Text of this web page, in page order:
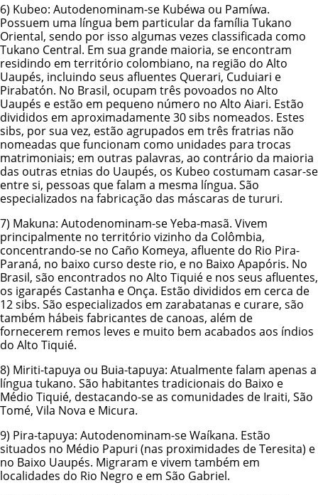
6) Kubeo: Autodenominam-se Kubéwa ou Pamíwa.
Possuem uma língua bem particular da família Tukano
Oriental, sendo por isso algumas vezes classificada como
Tukano Central. Em sua grande maioria, se encontram
residindo em território colombiano, na região do Alto
Uaupés, incluindo seus afluentes Querari, Cuduiari e
Pirabatón. No Brasil, ocupam três povoados no Alto
Uaupés e estão em pequeno número no Alto Aiari. Estão
divididos em aproximadamente 30 sibs nomeados. Estes
sibs, por sua vez, estão agrupados em três fratrias não
nomeadas que funcionam como unidades para trocas
matrimoniais; em outras palavras, ao contrário da maioria
das outras etnias do Uaupés, os Kubeo costumam casar-se
entre si, pessoas que falam a mesma língua. São
especializados na fabricação das máscaras de tururi.
7) Makuna: Autodenominam-se Yeba-masã. Vivem
principalmente no território vizinho da Colômbia,
concentrando-se no Caño Komeya, afluente do Rio Pira-
Paraná, no baixo curso deste rio, e no Baixo Apapóris. No
Brasil, são encontrados no Alto Tiquié e nos seus afluentes,
os igarapés Castanha e Onça. Estão divididos em cerca de
12 sibs. São especializados em zarabatanas e curare, são
também hábeis fabricantes de canoas, além de
fornecerem remos leves e muito bem acabados aos índios
do Alto Tiquié.
8) Miriti-tapuya ou Buia-tapuya: Atualmente falam apenas a
língua tukano. São habitantes tradicionais do Baixo e
Médio Tiquié, destacando-se as comunidades de Iraiti, São
Tomé, Vila Nova e Micura.
9) Pira-tapuya: Autodenominam-se Waíkana. Estão
situados no Médio Papuri (nas proximidades de Teresita) e
no Baixo Uaupés. Migraram e vivem também em
localidades do Rio Negro e em São Gabriel.